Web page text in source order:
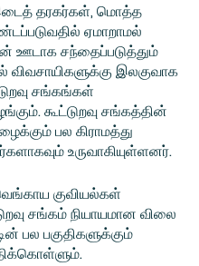
தரகர்கள், மொத்த
ஏமாறாமல்
ஊடாக சந்தைப்படுத்தும்
இலகுவாக
சங்கங்கள்
கூட்டுறவு சங்கத்தின்
பல கிராமத்து
உருவாகியுள்ளனர்.
குவியல்கள்
சங்கம் நியாயமான விலை
பல பகுதிகளுக்கும்